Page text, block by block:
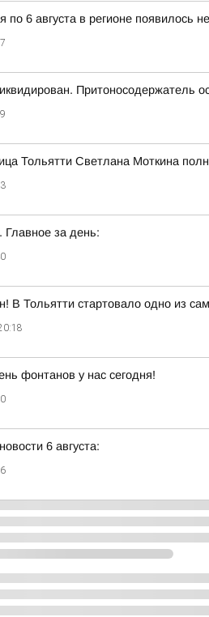
по 6 августа в регионе появилось
Притоносодержатель
Тольятти Светлана Моткина
Главное за день:
В Тольятти стартовало одно из
фонтанов у нас сегодня!
6 августа: